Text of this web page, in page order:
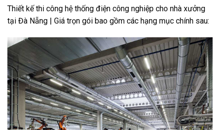
Thiết kế thi công hệ thống điện công nghiệp cho nhà xưởng
tại Đà Nẵng | Giá trọn gói bao gồm các hạng mục chính sau: